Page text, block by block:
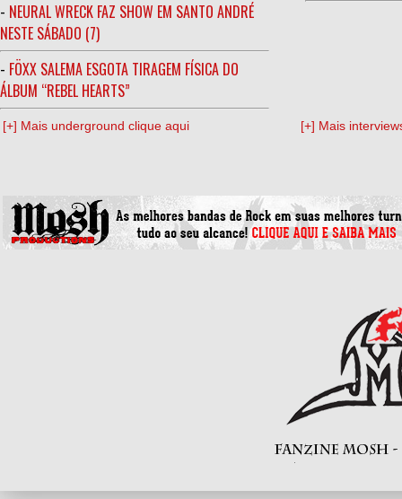
- NEURAL WRECK FAZ SHOW EM SANTO ANDRÉ
NESTE SÁBADO (7)
- FÖXX SALEMA ESGOTA TIRAGEM FÍSICA DO
ÁLBUM “REBEL HEARTS”
[+] Mais underground clique aqui [+] Mais